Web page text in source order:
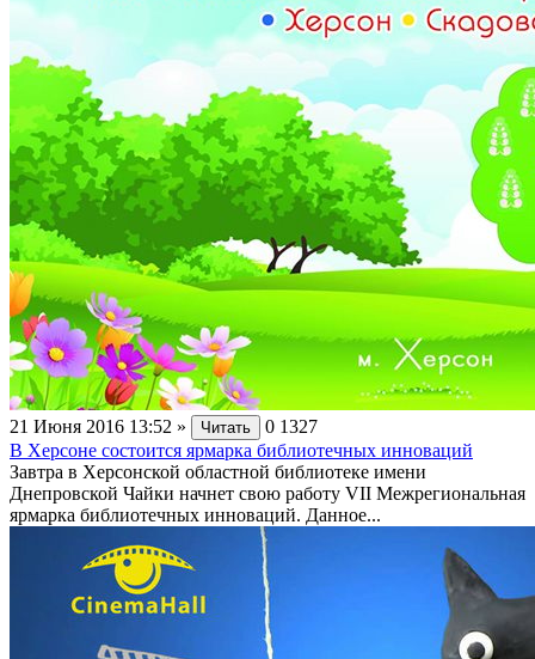
21 Июня 2016 13:52 » Читать 0 1327
В Херсоне состоится ярмарка библиотечных инноваций
Завтра в Херсонской областной библиотеке имени
Днепровской Чайки начнет свою работу VII Межрегиональная
ярмарка библиотечных инноваций. Данное...